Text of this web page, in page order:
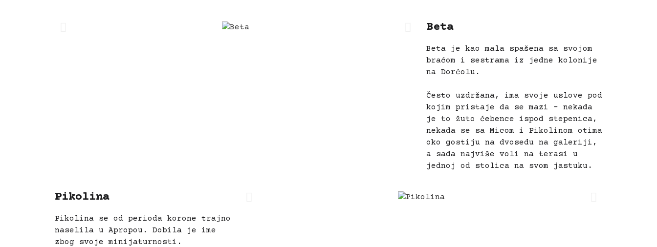
Beta
Beta je kao mala spašena sa svojom
braćom i sestrama iz jedne kolonije
na Dorćolu.
Često uzdržana, ima svoje uslove pod
kojim pristaje da se mazi – nekada
je to žuto ćebence ispod stepenica,
nekada se sa Micom i Pikolinom otima
oko gostiju na dvosedu na galeriji,
a sada najviše voli na terasi u
jednoj od stolica na svom jastuku.
Pikolina
Pikolina se od perioda korone trajno
naselila u Apropou. Dobila je ime
zbog svoje minijaturnosti.